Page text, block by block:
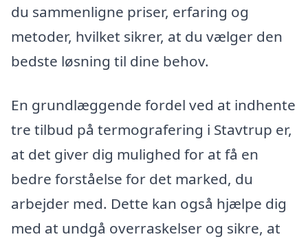
du sammenligne priser, erfaring og
metoder, hvilket sikrer, at du vælger den
bedste løsning til dine behov.
En grundlæggende fordel ved at indhente
tre tilbud på termografering i Stavtrup er,
at det giver dig mulighed for at få en
bedre forståelse for det marked, du
arbejder med. Dette kan også hjælpe dig
med at undgå overraskelser og sikre, at